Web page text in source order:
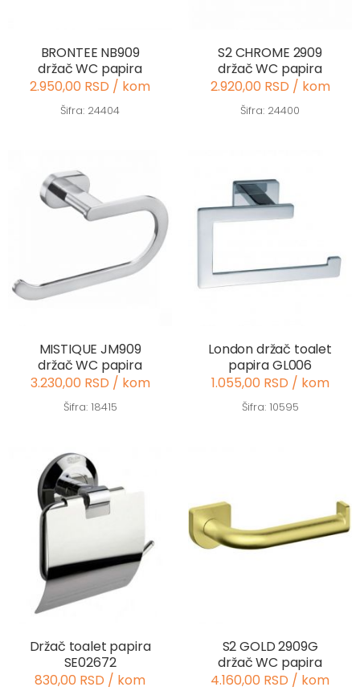
BRONTEE NB909
držač WC papira
2.950,00 RSD / kom
Šifra: 24404
S2 CHROME 2909
držač WC papira
2.920,00 RSD / kom
Šifra: 24400
MISTIQUE JM909
držač WC papira
3.230,00 RSD / kom
Šifra: 18415
London držač toalet
papira GL006
1.055,00 RSD / kom
Šifra: 10595
Držač toalet papira
SE02672
830,00 RSD / kom
S2 GOLD 2909G
držač WC papira
4.160,00 RSD / kom